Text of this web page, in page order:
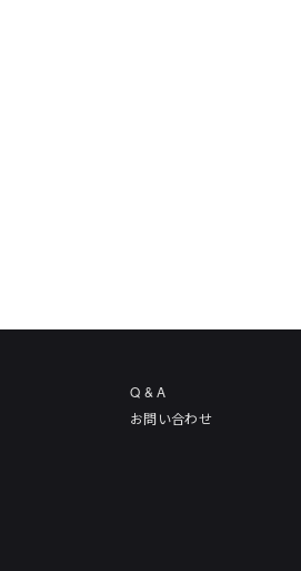
Q & A
お問い合わせ